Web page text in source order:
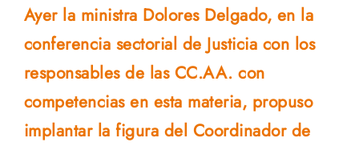
Ayer la ministra Dolores Delgado, en la
conferencia sectorial de Justicia con los
responsables de las CC.AA. con
competencias en esta materia, propuso
implantar la figura del Coordinador de